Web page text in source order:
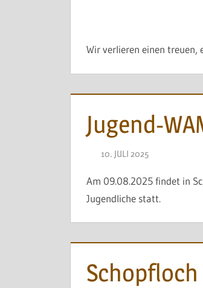
Wir verlieren einen treuen,
Jugend-
10. JULI 2025
Am 09.08.2025 findet in
Jugendliche statt.